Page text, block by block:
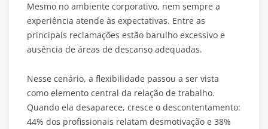
Mesmo no ambiente corporativo, nem sempre a
experiência atende às expectativas. Entre as
principais reclamações estão barulho excessivo e
ausência de áreas de descanso adequadas.
Nesse cenário, a flexibilidade passou a ser vista
como elemento central da relação de trabalho.
Quando ela desaparece, cresce o descontentamento:
44% dos profissionais relatam desmotivação e 38%